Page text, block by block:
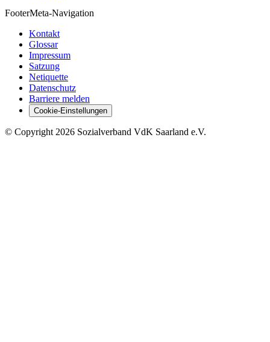
FooterMeta-Navigation
Kontakt
Glossar
Impressum
Satzung
Netiquette
Datenschutz
Barriere melden
Cookie-Einstellungen
© Copyright 2026 Sozialverband VdK Saarland e.V.